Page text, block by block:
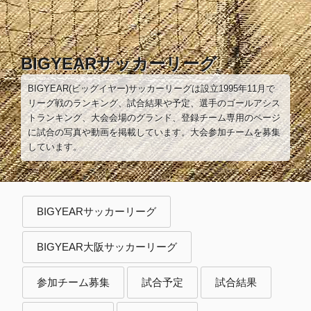
ッ
プ
BIGYEARサッカーリーグ
BIGYEAR(ビッグイヤー)サッカーリーグは設立1995年11月で
リーグ戦のランキング、試合結果や予定、選手のゴールアシス
トランキング、大会会場のグランド、登録チーム専用のページ
に試合の写真や動画を掲載しています。大会参加チームを募集
しています。
BIGYEARサッカーリーグ
BIGYEAR大阪サッカーリーグ
参加チーム募集 試合予定 試合結果